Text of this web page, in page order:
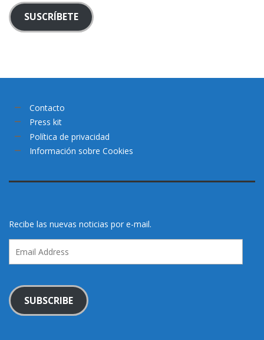
SUSCRÍBETE
Contacto
Press kit
Política de privacidad
Información sobre Cookies
Recibe las nuevas noticias por e-mail.
Address
SUBSCRIBE